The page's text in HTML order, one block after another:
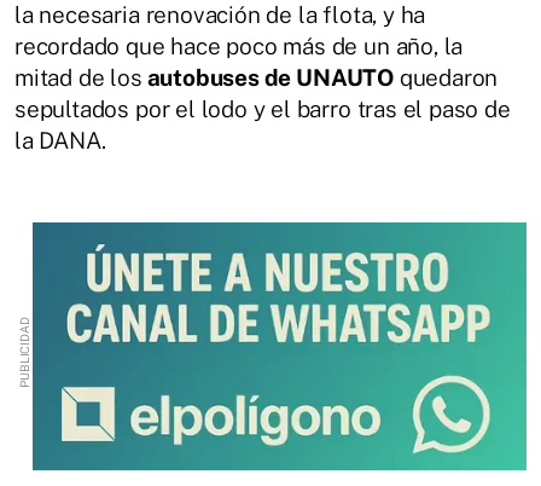
la necesaria renovación de la flota, y ha
recordado que hace poco más de un año, la
mitad de los autobuses de UNAUTOquedaron
sepultados por el lodo y el barro tras el paso de
la DANA.